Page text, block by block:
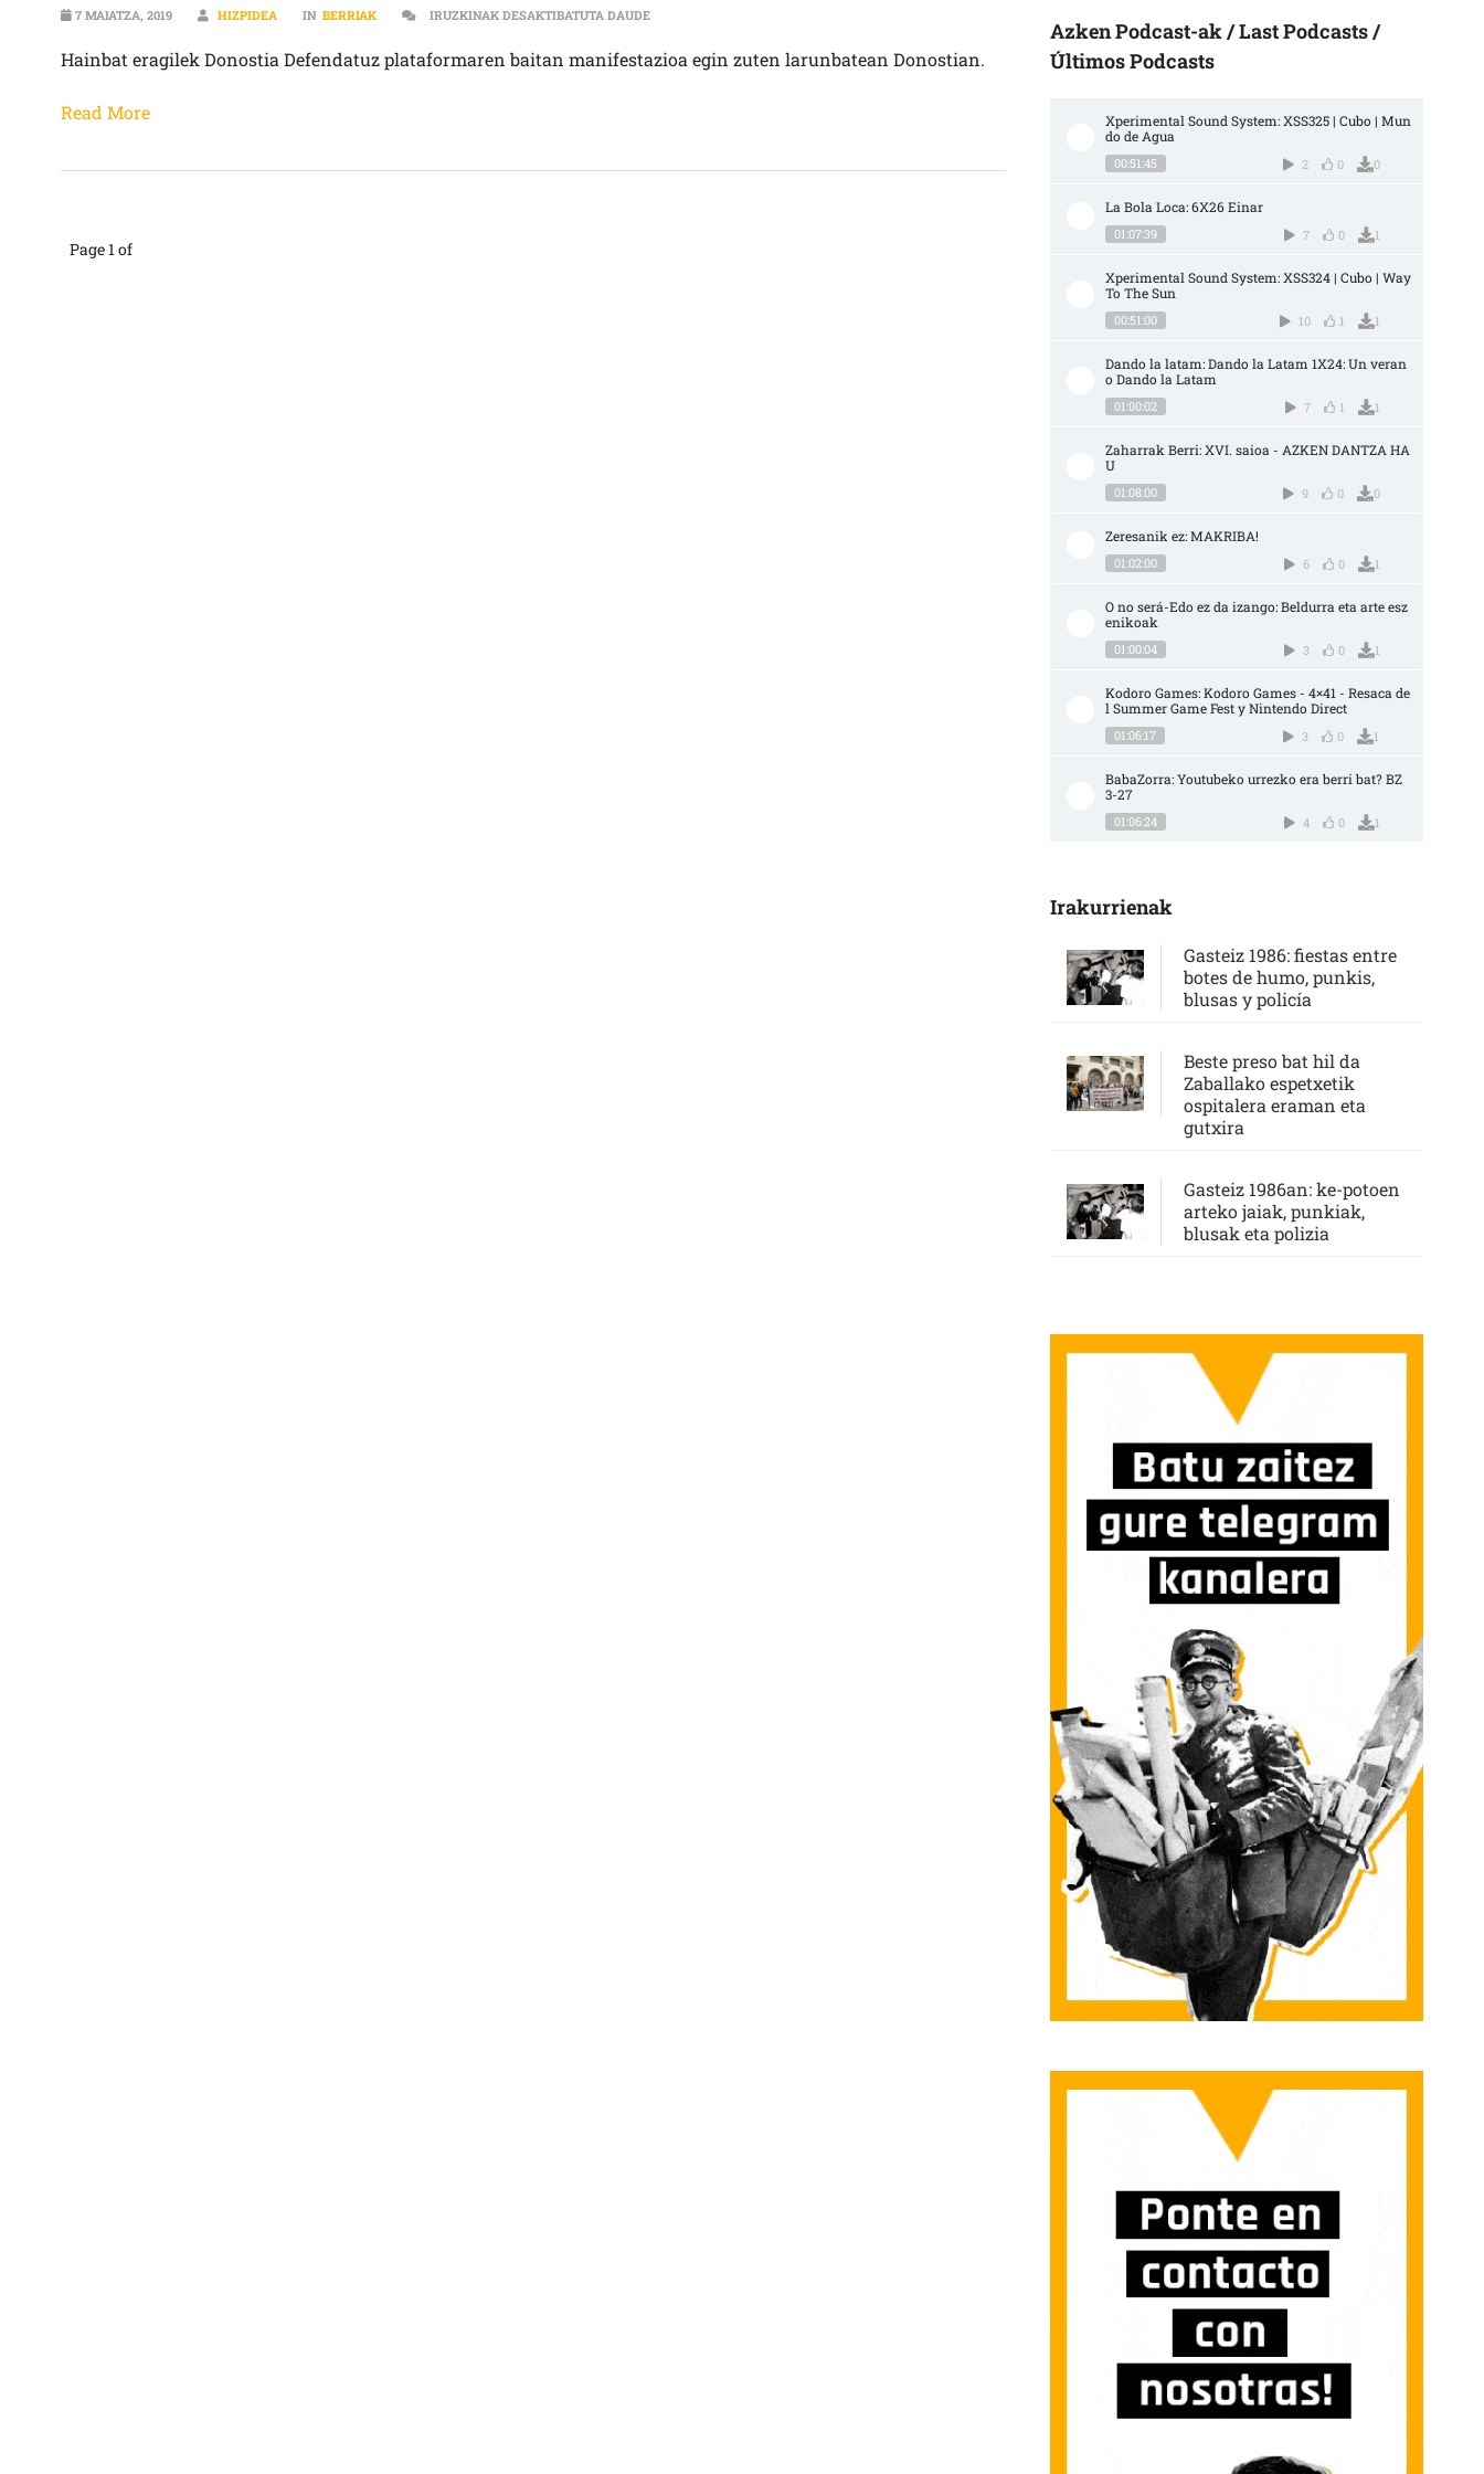
7 MAIATZA, 2019 HIZPIDEA IN BERRIAK IRUZKINAK DESAKTIBATUTA DAUDEASIER BASURTO (BIZILAGUNEKIN): “BERANDUEGI IZAN BAINO LEHEN DES-HAZKUNDE TURISTIKOA ALDARRIKATZEN DUGU, FRENOA
Hainbat eragilek Donostia Defendatuz plataformaren baitan manifestazioa egin zuten larunbatean Donostian.
Read More
Page 1 of
Azken Podcast-ak / Last Podcasts /
Últimos Podcasts
Xperimental Sound System: XSS325 | Cubo | Mun
do de Agua
00:51:45 2 0 0
La Bola Loca: 6X26 Einar
01:07:39 7 0 1
Xperimental Sound System: XSS324 | Cubo | Way
To The Sun
00:51:00 10 1 1
Dando la latam: Dando la Latam 1X24: Un veran
o Dando la Latam
01:00:02 7 1 1
Zaharrak Berri: XVI. saioa - AZKEN DANTZA HA
U
01:08:00 9 0 0
Zeresanik ez: MAKRIBA!
01:02:00 6 0 1
O no será-Edo ez da izango: Beldurra eta arte esz
enikoak
01:00:04 3 0 1
Kodoro Games: Kodoro Games - 4×41 - Resaca de
l Summer Game Fest y Nintendo Direct
01:06:17 3 0 1
BabaZorra: Youtubeko urrezko era berri bat? BZ
3-27
01:06:24 4 0 1
Irakurrienak
Gasteiz 1986: fiestas entre
botes de humo, punkis,
blusas y policía
Beste preso bat hil da
Zaballako espetxetik
ospitalera eraman eta
gutxira
Gasteiz 1986an: ke-potoen
arteko jaiak, punkiak,
blusak eta polizia